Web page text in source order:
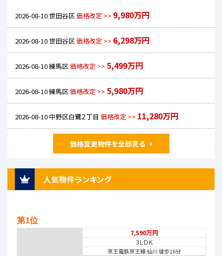
2026-08-10世田谷区価格改定 >> 9,980万円
2026-08-10世田谷区価格改定 >> 6,298万円
2026-08-10練馬区価格改定 >> 5,499万円
2026-08-10練馬区価格改定 >> 5,980万円
2026-08-10中野区白鷺２丁目 価格改定 >> 11,280万円
価格変更物件を全部見る
人気物件ランキング
第1位
7,590万円
3ＬＤＫ
京王電鉄京王線 仙川 徒歩16分